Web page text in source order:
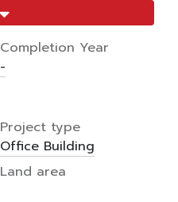
Completion Year
-
Project type
Office Building
Land area